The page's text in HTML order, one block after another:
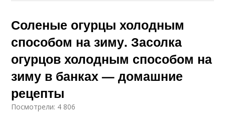
Соленые огурцы холодным
способом на зиму. Засолка
огурцов холодным способом на
зиму в банках — домашние
рецепты
Посмотрели: 4 806